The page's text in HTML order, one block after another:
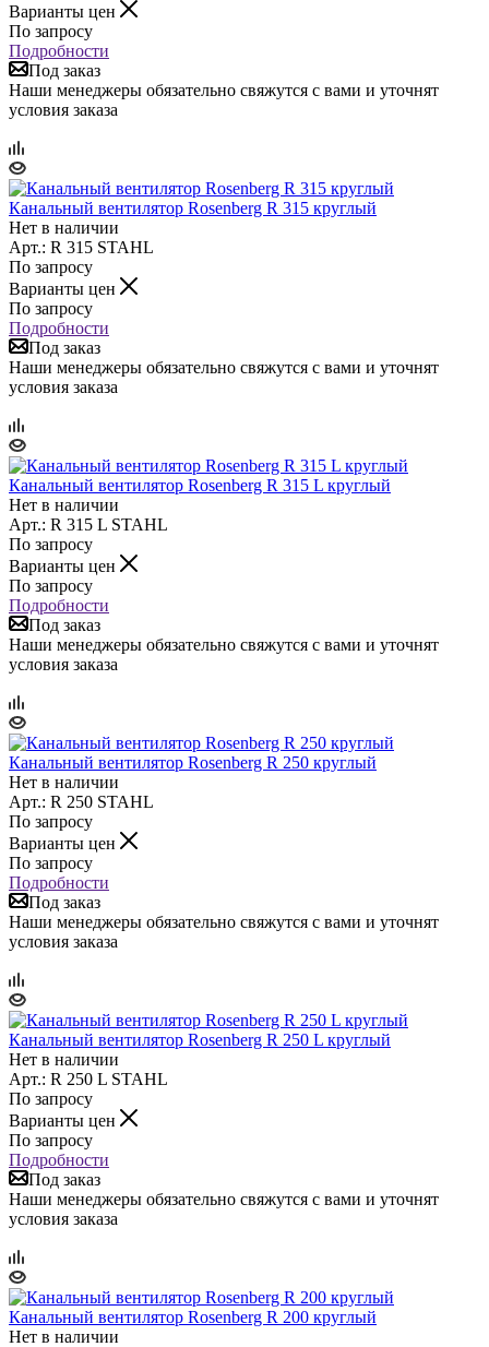
Варианты цен
По запросу
Подробности
Под заказ
Наши менеджеры обязательно свяжутся с вами и уточнят
условия заказа
Канальный вентилятор Rosenberg R 315 круглый
Нет в наличии
Арт.: R 315 STAHL
По запросу
Варианты цен
По запросу
Подробности
Под заказ
Наши менеджеры обязательно свяжутся с вами и уточнят
условия заказа
Канальный вентилятор Rosenberg R 315 L круглый
Нет в наличии
Арт.: R 315 L STAHL
По запросу
Варианты цен
По запросу
Подробности
Под заказ
Наши менеджеры обязательно свяжутся с вами и уточнят
условия заказа
Канальный вентилятор Rosenberg R 250 круглый
Нет в наличии
Арт.: R 250 STAHL
По запросу
Варианты цен
По запросу
Подробности
Под заказ
Наши менеджеры обязательно свяжутся с вами и уточнят
условия заказа
Канальный вентилятор Rosenberg R 250 L круглый
Нет в наличии
Арт.: R 250 L STAHL
По запросу
Варианты цен
По запросу
Подробности
Под заказ
Наши менеджеры обязательно свяжутся с вами и уточнят
условия заказа
Канальный вентилятор Rosenberg R 200 круглый
Нет в наличии